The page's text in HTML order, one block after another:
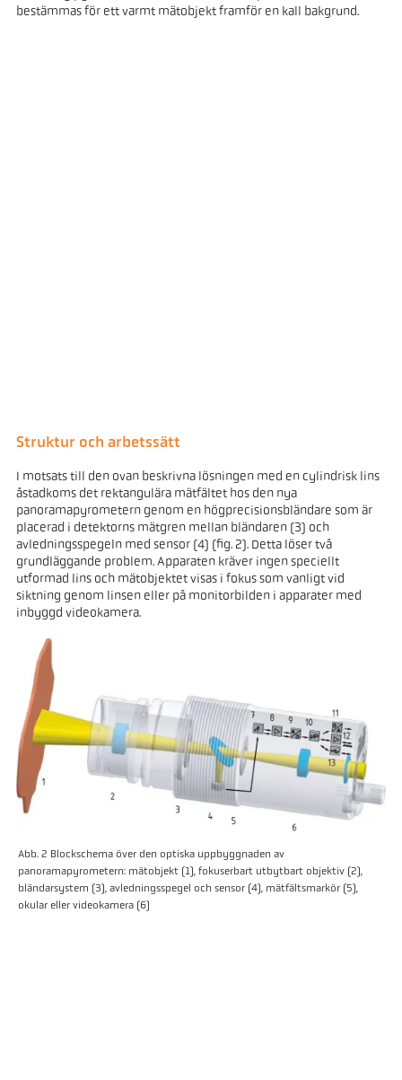
bestämmas för ett varmt mätobjekt framför en kall bakgrund.
Struktur och arbetssätt
I motsats till den ovan beskrivna lösningen med en cylindrisk lins
åstadkoms det rektangulära mätfältet hos den nya
panoramapyrometern genom en högprecisionsbländare som är
placerad i detektorns mätgren mellan bländaren (3) och
avledningsspegeln med sensor (4) (fig. 2). Detta löser två
grundläggande problem. Apparaten kräver ingen speciellt
utformad lins och mätobjektet visas i fokus som vanligt vid
siktning genom linsen eller på monitorbilden i apparater med
inbyggd videokamera.
Abb. 2 Blockschema över den optiska uppbyggnaden av
panoramapyrometern: mätobjekt (1), fokuserbart utbytbart objektiv (2),
bländarsystem (3), avledningsspegel och sensor (4), mätfältsmarkör (5),
okular eller videokamera (6)